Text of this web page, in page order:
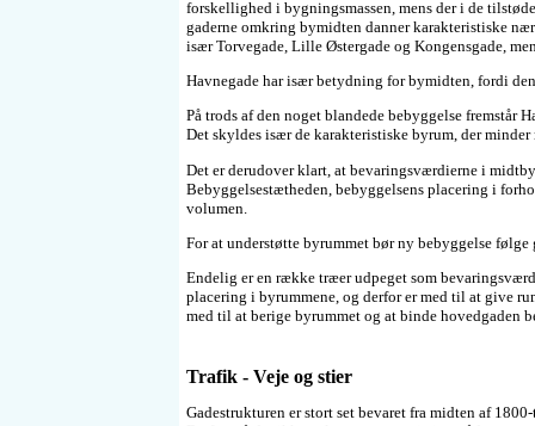
forskellighed i bygningsmassen, mens der i de
gaderne omkring bymidten danner karakteristiske
især Torvegade, Lille Østergade og Kongensgade,
Havnegade har især betydning for bymidten, fordi
På trods af den noget blandede bebyggelse
Det skyldes især de karakteristiske byrum, der
Det er derudover klart, at bevaringsværdierne i
Bebyggelsestætheden, bebyggelsens placering i
volumen.
For at understøtte byrummet bør ny bebyggelse følge
Endelig er en række træer udpeget som
placering i byrummene, og derfor er med til at give
med til at berige byrummet og at binde hovedgaden
Trafik - Veje og stier
Gadestrukturen er stort set bevaret fra midten af